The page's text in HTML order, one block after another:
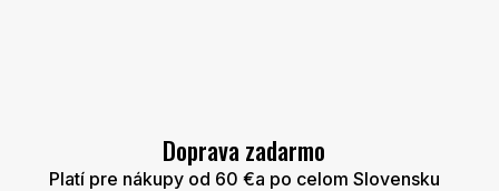
Doprava zadarmo
Platí pre nákupy od 60 €a po celom Slovensku